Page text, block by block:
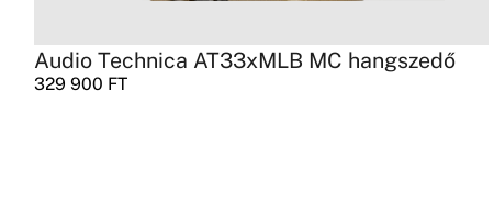
Audio Technica AT33xMLB MC hangszedő
329 900 FT